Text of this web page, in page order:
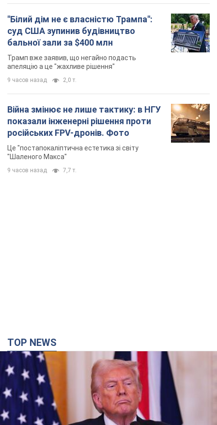
"Білий дім не є власністю Трампа":
суд США зупинив будівництво
бальної зали за $400 млн
Трамп вже заявив, що негайно подасть
апеляцію а це "жахливе рішення"
9 часов назад 2,0 т.
Війна змінює не лише тактику: в НГУ
показали інженерні рішення проти
російських FPV-дронів. Фото
Це "постапокаліптична естетика зі світу
"Шаленого Макса"
9 часов назад 7,7 т.
TOP NEWS